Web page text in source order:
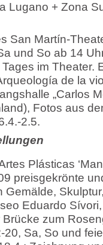
Lugano + Zona
San Martín-
und So ab 14
im Theater.
de la
„Carlos
Fotos aus
2.5.
Plásticas
preisgekrönte
Gemälde,
Eduardo
zum
20, Sa, So und